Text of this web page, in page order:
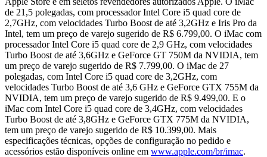
de 21,5 polegadas, com processador Intel Core i5 quad core de
2,7GHz, com velocidades Turbo Boost de até 3,2GHz e Iris Pro da
Intel, tem um preço de varejo sugerido de R$ 6.799,00. O iMac com
processador Intel Core i5 quad core de 2,9 GHz, com velocidades
Turbo Boost de até 3,6GHz e GeForce GT 750M da NVIDIA, tem
um preço de varejo sugerido de R$ 7.799,00. O iMac de 27
polegadas, com Intel Core i5 quad core de 3,2GHz, com
velocidades Turbo Boost de até 3,6 GHz e GeForce GTX 755M da
NVIDIA, tem um preço de varejo sugerido de R$ 9.499,00. E o
iMac com Intel Core i5 quad core de 3,4GHz, com velocidades
Turbo Boost de até 3,8GHz e GeForce GTX 775M da NVIDIA,
tem um preço de varejo sugerido de R$ 10.399,00. Mais
especificações técnicas, opções de configuração no pedido e
acessórios estão disponíveis online em www.apple.com/br/imac.